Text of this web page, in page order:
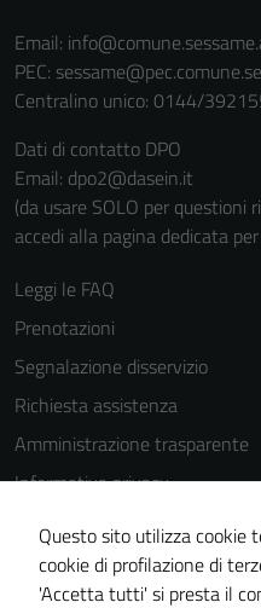
Email:
PEC:
Centralino unico: 0144/
Dati di contatto DPO
Email: dpo2@dasein.it
(da usare SOLO per questioni
accedi alla pagina dedicata
Leggi le FAQ
Prenotazioni
Segnalazione disservizio
Richiesta assistenza
Amministrazione trasparente
Informativa privacy
Cookie Policy
Note legali
Dichiarazione di accessibilità
Questo sito utilizza cookie
cookie di profilazione di
'Accetta tutti' si presta il